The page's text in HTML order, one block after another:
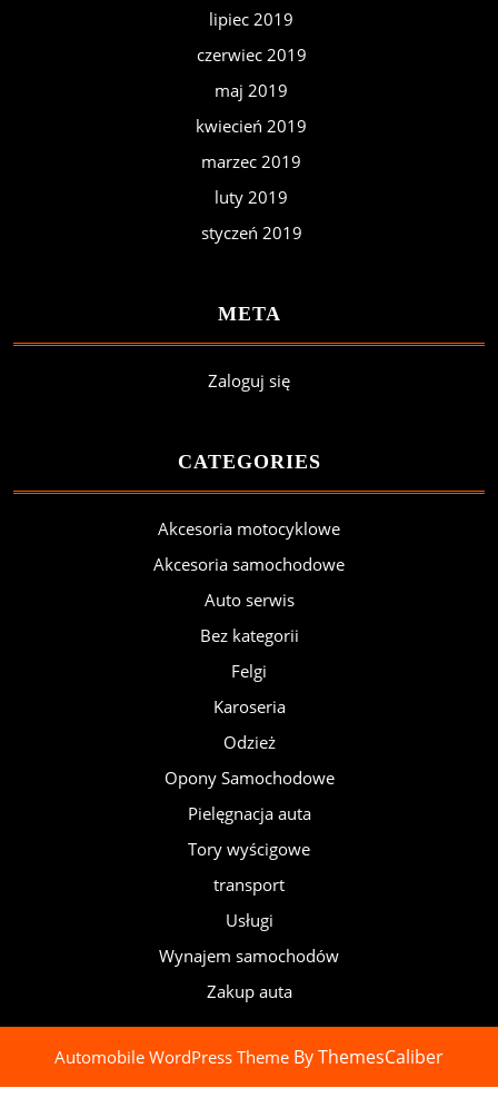
lipiec 2019
czerwiec 2019
maj 2019
kwiecień 2019
marzec 2019
luty 2019
styczeń 2019
META
Zaloguj się
CATEGORIES
Akcesoria motocyklowe
Akcesoria samochodowe
Auto serwis
Bez kategorii
Felgi
Karoseria
Odzież
Opony Samochodowe
Pielęgnacja auta
Tory wyścigowe
transport
Usługi
Wynajem samochodów
Zakup auta
Automobile WordPress Theme By ThemesCaliber